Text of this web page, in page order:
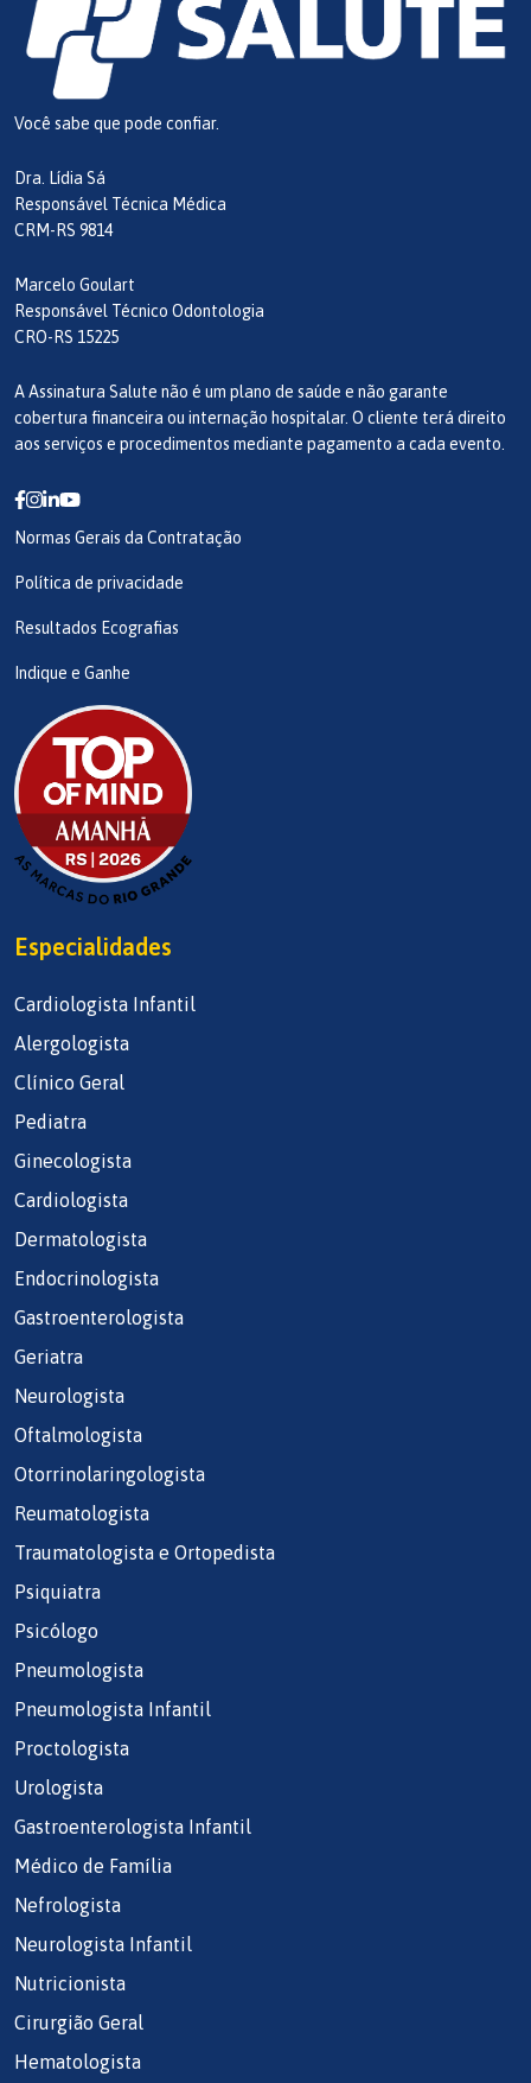
Você sabe que pode confiar.
Dra. Lídia Sá
Responsável Técnica Médica
CRM-RS 9814
Marcelo Goulart
Responsável Técnico Odontologia
CRO-RS 15225
A Assinatura Salute não é um plano de saúde e não garante
cobertura financeira ou internação hospitalar. O cliente terá direito
aos serviços e procedimentos mediante pagamento a cada evento.
Normas Gerais da Contratação
Política de privacidade
Resultados Ecografias
Indique e Ganhe
Especialidades
Cardiologista Infantil
Alergologista
Clínico Geral
Pediatra
Ginecologista
Cardiologista
Dermatologista
Endocrinologista
Gastroenterologista
Geriatra
Neurologista
Oftalmologista
Otorrinolaringologista
Reumatologista
Traumatologista e Ortopedista
Psiquiatra
Psicólogo
Pneumologista
Pneumologista Infantil
Proctologista
Urologista
Gastroenterologista Infantil
Médico de Família
Nefrologista
Neurologista Infantil
Nutricionista
Cirurgião Geral
Hematologista